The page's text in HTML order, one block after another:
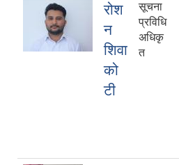
रोश
न
शिवा
को
टी
सूचना
प्रविधि
अधिकृ
त